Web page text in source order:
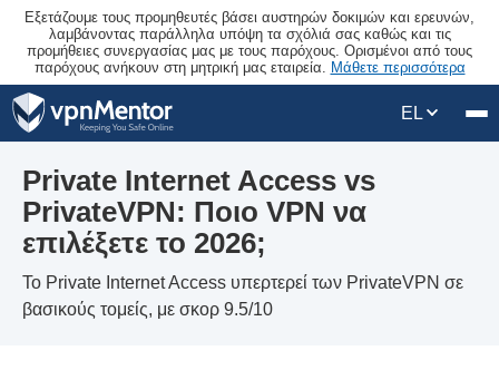
Εξετάζουμε τους προμηθευτές βάσει αυστηρών δοκιμών και ερευνών,
λαμβάνοντας παράλληλα υπόψη τα σχόλιά σας καθώς και τις
προμήθειες συνεργασίας μας με τους παρόχους. Ορισμένοι από τους
παρόχους ανήκουν στη μητρική μας εταιρεία. Μάθετε περισσότερα
EL
Private Internet Access vs
PrivateVPN: Ποιο VPN να
επιλέξετε το 2026;
Το Private Internet Access υπερτερεί των PrivateVPN σε
βασικούς τομείς, με σκορ 9.5/10